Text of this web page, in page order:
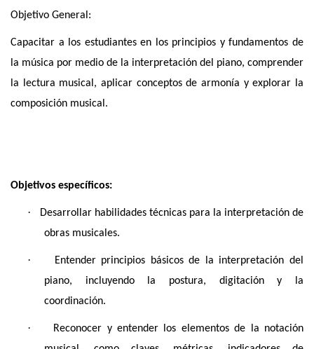
Objetivo General:
Capacitar a los estudiantes en los principios y fundamentos de
la música por medio de la interpretación del piano, comprender
la lectura musical, aplicar conceptos de armonía y explorar la
composición musical.
Objetivos específicos:
·
Desarrollar habilidades técnicas para la interpretación de
obras musicales.
·
Entender principios básicos de la interpretación del
piano, incluyendo la postura, digitación y la
coordinación.
·
Reconocer y entender los elementos de la notación